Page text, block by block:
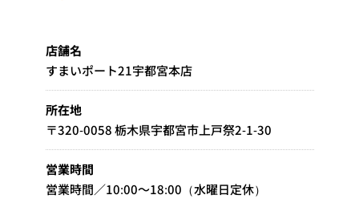
店舗名
すまいポート21宇都宮本店
所在地
〒320-0058 栃木県宇都宮市上戸祭2-1-30
営業時間
営業時間／10:00～18:00（水曜日定休）